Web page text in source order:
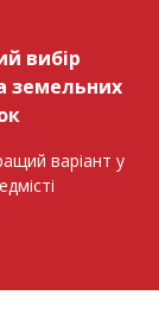
вибір
земельних
варіант у